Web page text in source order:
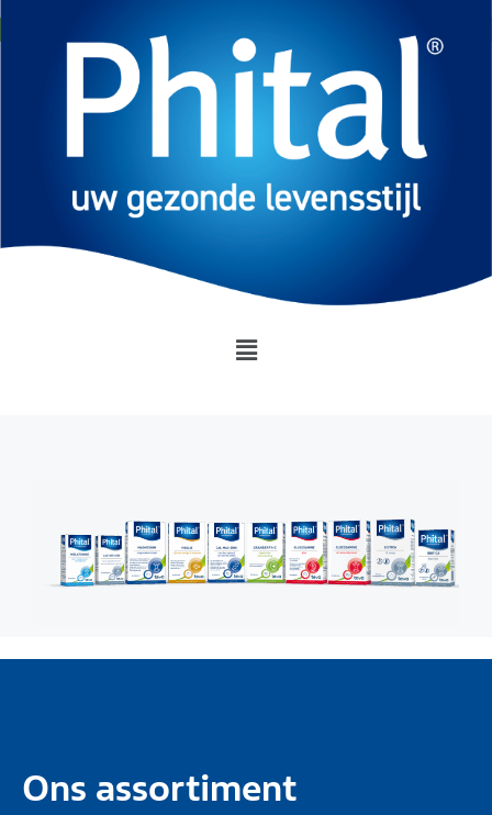
Ons assortiment